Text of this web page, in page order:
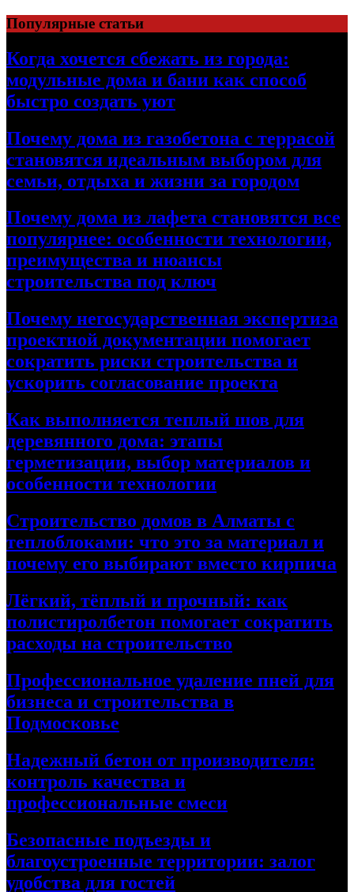
Перейти
к
содержимому
Популярные статьи
Когда хочется сбежать из города:
модульные дома и бани как способ
быстро создать уют
Почему дома из газобетона с террасой
становятся идеальным выбором для
семьи, отдыха и жизни за городом
Почему дома из лафета становятся все
популярнее: особенности технологии,
преимущества и нюансы
строительства под ключ
Почему негосударственная экспертиза
проектной документации помогает
сократить риски строительства и
ускорить согласование проекта
Как выполняется теплый шов для
деревянного дома: этапы
герметизации, выбор материалов и
особенности технологии
Строительство домов в Алматы с
теплоблоками: что это за материал и
почему его выбирают вместо кирпича
Лёгкий, тёплый и прочный: как
полистиролбетон помогает сократить
расходы на строительство
Профессиональное удаление пней для
бизнеса и строительства в
Подмосковье
Надежный бетон от производителя:
контроль качества и
профессиональные смеси
Безопасные подъезды и
благоустроенные территории: залог
удобства для гостей